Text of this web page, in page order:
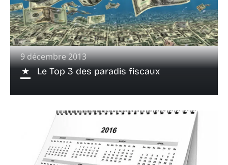
9 décembre 2013
Le Top 3 des paradis fiscaux